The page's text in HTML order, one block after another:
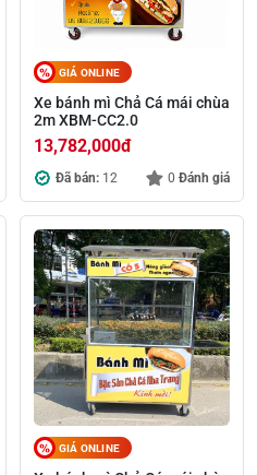
GIÁ ONLINE
Xe bánh mì Chả Cá mái chùa
2m XBM-CC2.0
13,782,000đ
Đã bán: 12 0 Đánh giá
GIÁ ONLINE